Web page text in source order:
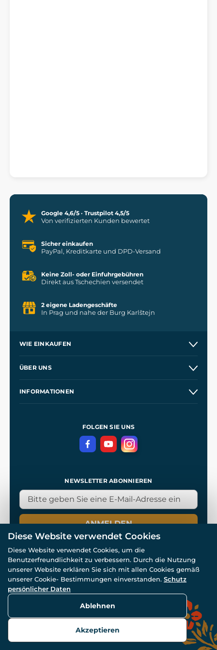
Google 4,6/5 · Trustpilot 4,5/5
Von verifizierten Kunden bewertet
Sicher einkaufen
PayPal, Kreditkarte und DPD-Versand
Keine Zoll- oder Einfuhrgebühren
Direkt aus Tschechien versendet
2 eigene Ladengeschäfte
In Prag und nahe der Burg Karlštejn
WIE EINKAUFEN
Kontakt
ÜBER UNS
INFORMATIONEN
DatenschutzerklärungFOLGEN SIE UNS
NEWSLETTER ABONNIEREN
ANMELDEN
© Alle Rechte vorbehalten. www.wulflund.de 2007-2026.
Powered by
Diese Website verwendet Cookies
Diese Website verwendet Cookies, um die
Benutzerfreundlichkeit zu verbessern. Durch die Nutzung
unserer Website erklären Sie sich mit allen Cookies gemäß
unserer Cookie- Bestimmungen einverstanden. Schutz
persönlicher Daten
Ablehnen
Akzeptieren